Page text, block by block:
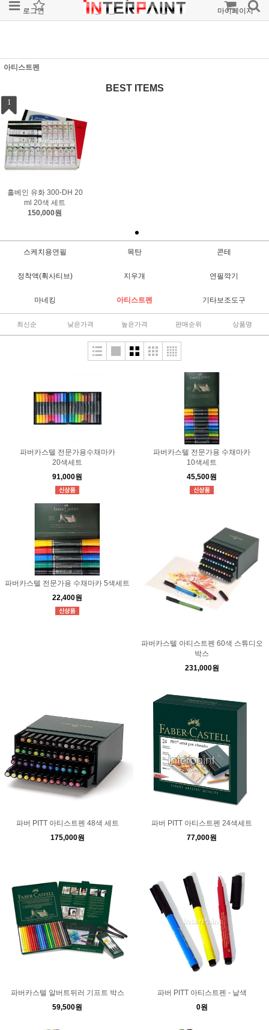
로그인 회원가입 주문조회 마이페이지
아티스트펜
BEST ITEMS
1
홀베인 유화 300-DH 20
ml 20색 세트
150,000원
스케치용연필 목탄 콘테
정착액(휙사티브) 지우개 연필깍기
마네킹 아티스트펜 기타보조도구
최신순 낮은가격 높은가격 판매순위 상품명
파버카스텔 전문가용수채마카
20색세트
91,000원
파버카스텔 전문가용 수채마카
10색세트
45,500원
파버카스텔 전문가용 수채마카 5색세트
22,400원
파버카스텔 아티스트펜 60색 스튜디오
박스
231,000원
파버 PITT 아티스트펜 48색 세트
175,000원
파버 PITT 아티스트펜 24색세트
77,000원
파버카스텔 알버트뒤러 기프트 박스
59,500원
파버 PITT 아티스트펜 - 낱색
0원